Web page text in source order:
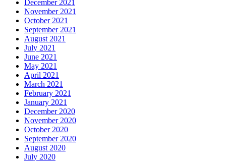
December 2021
November 2021
October 2021
September 2021
August 2021
July 2021
June 2021
May 2021
April 2021
March 2021
February 2021
January 2021
December 2020
November 2020
October 2020
September 2020
August 2020
July 2020